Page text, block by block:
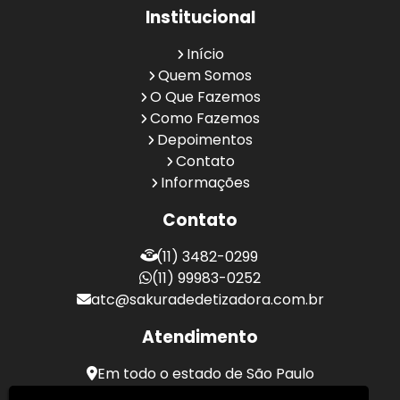
Institucional
Início
Quem Somos
O Que Fazemos
Como Fazemos
Depoimentos
Contato
Informações
Contato
(11) 3482-0299
(11) 99983-0252
atc@sakuradedetizadora.com.br
Atendimento
Em todo o estado de São Paulo